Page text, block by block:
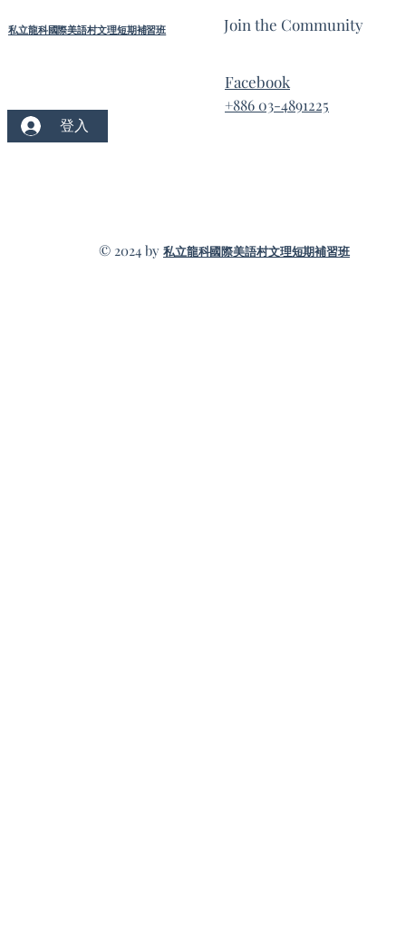
私立龍科國際美語村文理短期補習班
登入
Join the Community
Facebook
+886 03-4891225
© 2024 by 私立龍科國際美語村文理短期補習班